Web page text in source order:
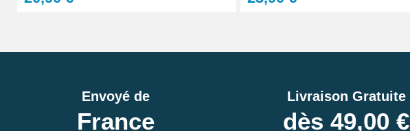
Bloc Support - Outil Reparation Bracelet Montre
Envoyé de
France
Livraison Gratuite
dès 49,00 €